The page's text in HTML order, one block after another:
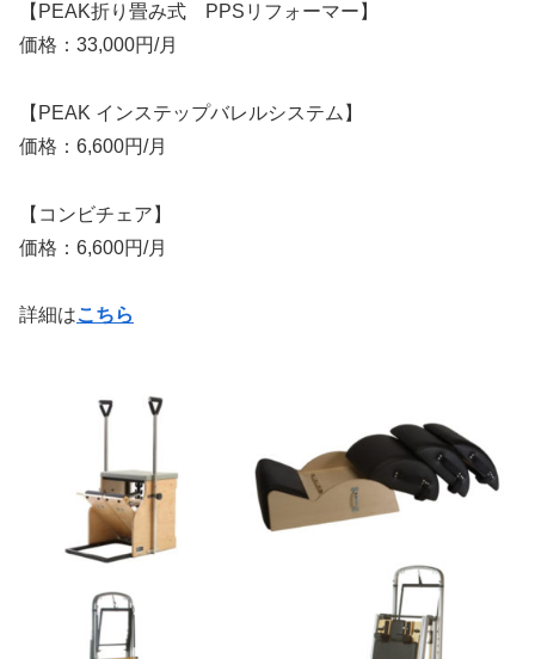
【PEAK折り畳み式 PPSリフォーマー】
価格：33,000円/月
【PEAK インステップバレルシステム】
価格：6,600円/月
【コンビチェア】
価格：6,600円/月
詳細はこちら